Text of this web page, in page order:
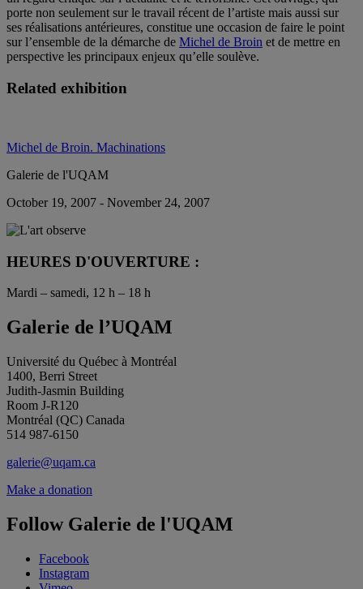
porte non seulement sur le travail récent de l’artiste mais aussi sur
ses réalisations antérieures, constitue une occasion de faire le point
sur l’ensemble de la démarche de Michel de Broin et de mettre en
perspective les principaux enjeux qu’elle soulève.
Related exhibition
Michel de Broin. Machinations
Galerie de l'UQAM
October 19, 2007 - November 24, 2007
HEURES D'OUVERTURE :
Mardi – samedi, 12 h – 18 h
Galerie de l’UQAM
Université du Québec à Montréal
1400, Berri Street
Judith-Jasmin Building
Room J-R120
Montréal (QC) Canada
514 987-6150
galerie@uqam.ca
Make a donation
Follow Galerie de l'UQAM
Facebook
Instagram